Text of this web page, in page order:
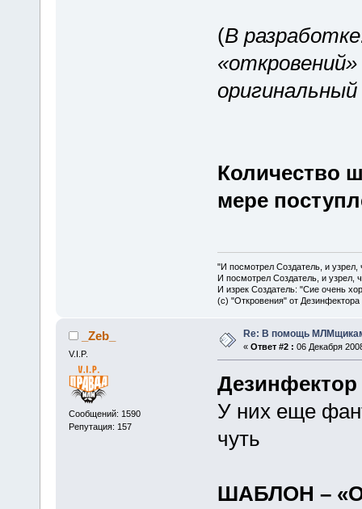
(В
Количество
мере
"И посмотрел Создатель, и
И посмотрел Создатель, и узрел,
И изрек Создатель: "Сие очень
(с) "Откровения" от Дезинфектора
_Zeb_
V.I.P.
Сообщений: 1590
Репутация: 157
Re: В помощь
« Ответ #2 : 06 Декабря
Дезинфектор
У них еще
чуть
ШАБЛОН –